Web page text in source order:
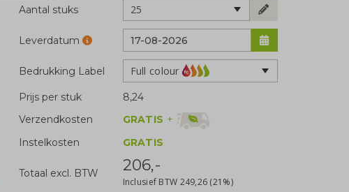
Aantal stuks 25
Leverdatum
Bedrukking Label Full colour
Prijs per stuk
8,24
Verzendkosten
GRATIS +
Instelkosten
GRATIS
Totaal excl. BTW 206,-
Inclusief BTW 249,26 (21%)